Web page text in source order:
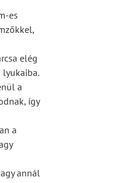
es
elég
lyukaiba.
a
így
a
annál